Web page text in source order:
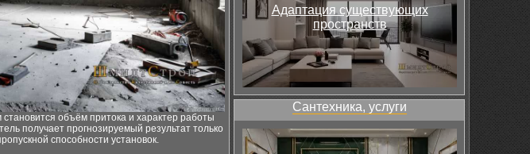
объём притока и характер работы
получает прогнозируемый результат только
способности установок.
Адаптация существующих
пространств
Сантехника, услуги